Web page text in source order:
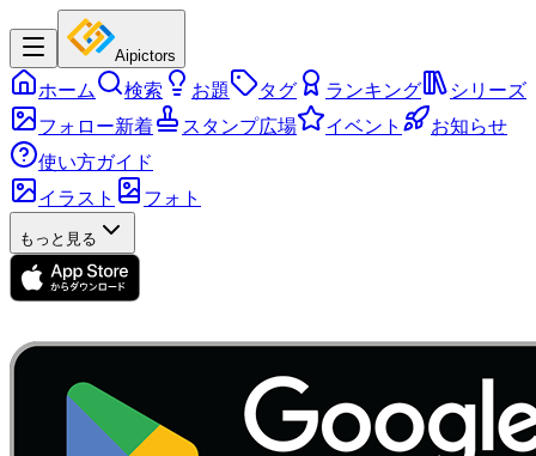
Aipictors
ホーム 検索 お題 タグ ランキング
シリーズ
フォロー新着
スタンプ広場 イベント
お知らせ
使い方ガイド
イラスト
フォト
もっと見る